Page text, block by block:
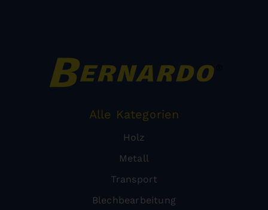
Alle Kategorien
Holz
Metall
Transport
Blechbearbeitung